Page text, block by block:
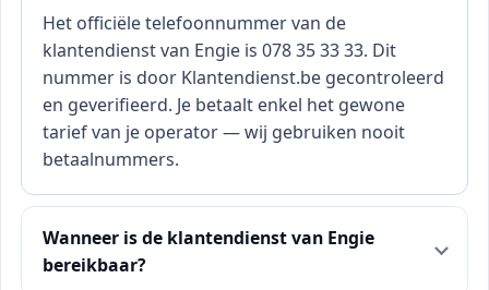
Het officiële telefoonnummer van de
klantendienst van Engie is 078 35 33 33. Dit
nummer is door Klantendienst.be gecontroleerd
en geverifieerd. Je betaalt enkel het gewone
tarief van je operator — wij gebruiken nooit
betaalnummers.
Wanneer is de klantendienst van Engie
bereikbaar?